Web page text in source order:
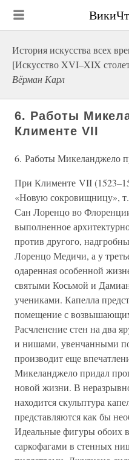
История искусства всех
[Искусство XVI–XIX
Вёрман Карл
6. Работы
Клименте VII
6. Работы Микеланджело
При Клименте VII
«Новую сокровищницу»,
Сан Лоренцо во
выполненное
против другого,
Лоренцо Медичи, а у
одаренная особенной
святыми Косьмой и
учениками. Капелла
помещение с
Расчленение стен на два
и нишами, увенчанными
производит еще
Микеланджело придал
новой жизни. В
находится скульптура
представляются как бы
Идеальные фигуры обоих
саркофагами в стенных